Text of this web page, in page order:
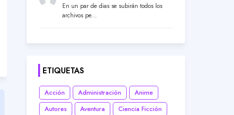
En un par de dias se subirán todos los
archivos pe...
ETIQUETAS
Acción Administración
Anime
Autores
Aventura
Ciencia Ficción